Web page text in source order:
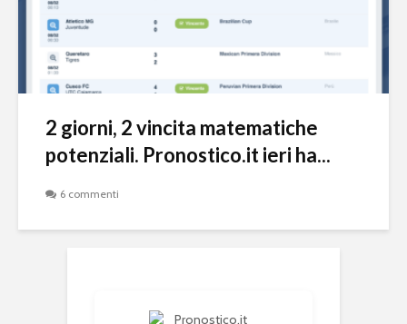
2 giorni, 2 vincita matematiche
potenziali. Pronostico.it ieri ha...
6 commenti